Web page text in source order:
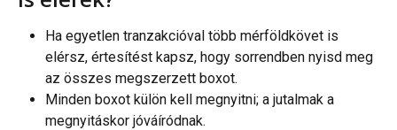
Ha egyetlen tranzakcióval több mérföldkövet is
elérsz, értesítést kapsz, hogy sorrendben nyisd meg
az összes megszerzett boxot.
Minden boxot külön kell megnyitni; a jutalmak a
megnyitáskor jóváíródnak.